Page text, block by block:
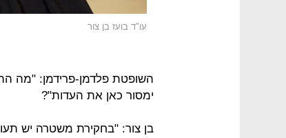
עו"ד בועז בן צור
השופטת פלדמן-פרידמן: "מה
ימסור כאן את העדות"?
בן צור: "בחקירת משטרה יש